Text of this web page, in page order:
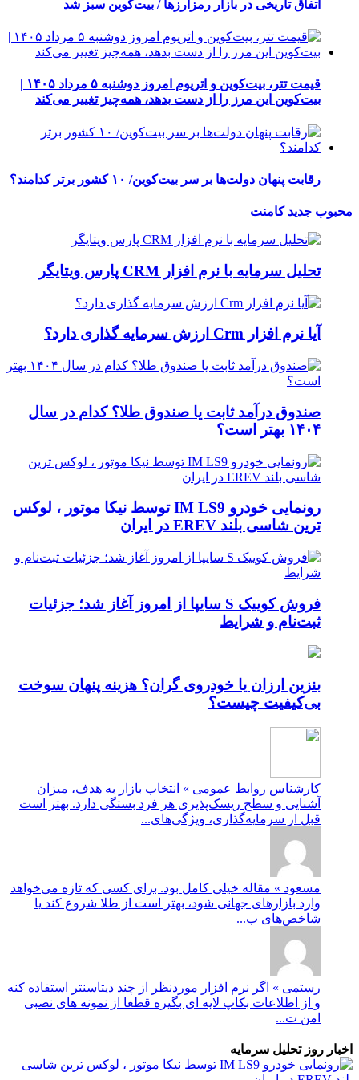
اتفاق تاریخی در بازار رمزارزها / بیت‌کوین سبز شد
بیت‌کوین این مرز را از دست بدهد، همه‌چیز تغییر می‌کند
رقابت پنهان دولت‌ها بر سر بیت‌کوین/ ۱۰ کشور برتر کدامند؟
محبوب جدیدکامنت
تحلیل سرمایه با نرم افزار CRM پارس ویتایگر
آیا نرم افزار Crm ارزش سرمایه گذاری دارد؟
صندوق درآمد ثابت یا صندوق طلا؟ کدام در سال
۱۴۰۴ بهتر است؟
رونمایی خودرو IM LS9 توسط نیکا موتور ، لوکس
ترین شاسی بلند EREV در ایران
فروش کوییک S سایپا از امروز آغاز شد؛ جزئیات
ثبت‌نام و شرایط
بنزین ارزان یا خودروی گران؟ هزینه پنهان سوخت
بی‌کیفیت چیست؟
کارشناس روابط عمومی » انتخاب بازار به هدف، میزان
آشنایی و سطح ریسک‌پذیری هر فرد بستگی دارد. بهتر است
قبل از سرمایه‌گذاری، ویژگی‌های...
مسعود » مقاله خیلی کامل بود. برای کسی که تازه می‌خواهد
وارد بازارهای جهانی شود، بهتر است از طلا شروع کند یا
شاخص‌های ب...
رستمی » اگر نرم افزار موردنظر از چند دیتاسنتر استفاده کنه
و از اطلاعات بکاپ لایه ای بگیره قطعا از نمونه های نصبی
امن ت...
اخبار روز تحلیل سرمایه